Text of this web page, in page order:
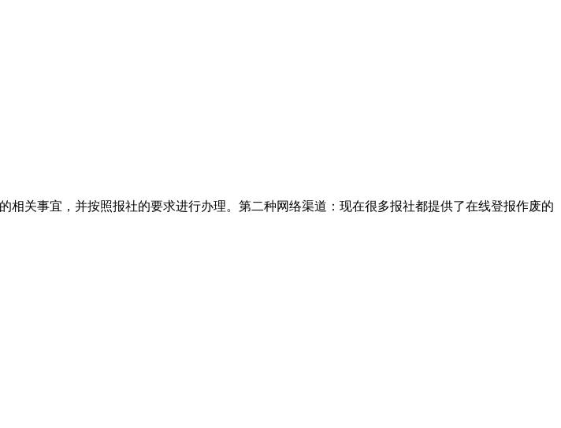
关事宜，并按照报社的要求进行办理。第二种网络渠道：现在很多报社都提供了在线登报作废的